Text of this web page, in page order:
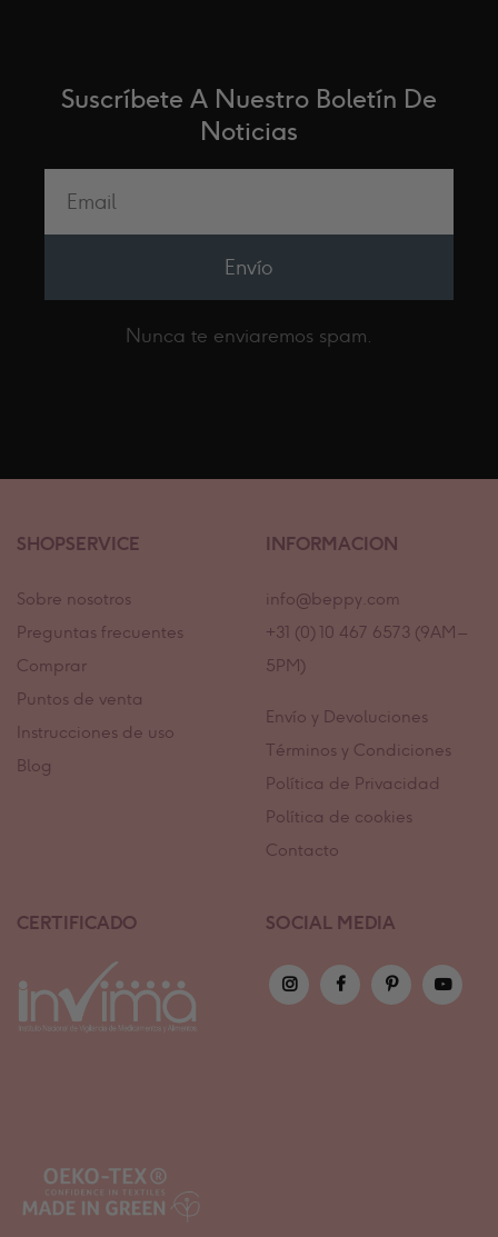
Suscríbete A Nuestro Boletín De
Noticias
Envío
Nunca te enviaremos spam.
SHOPSERVICE
Sobre nosotros
Preguntas frecuentes
Comprar
Puntos de venta
Instrucciones de uso
Blog
INFORMACION
info@beppy.com
+31 (0) 10 467 6573 (9AM –
5PM)
Envío y Devoluciones
Términos y Condiciones
Política de Privacidad
Política de cookies
Contacto
CERTIFICADO SOCIAL MEDIA